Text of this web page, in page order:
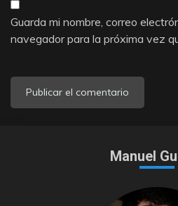
Guarda mi nombre, correo
navegador para la próxima vez
Manuel